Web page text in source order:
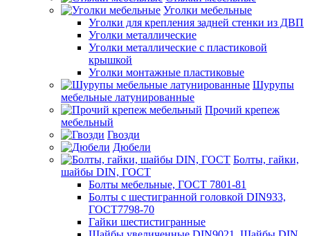
Уголки мебельные
Уголки для крепления задней стенки из ДВП
Уголки металлические
Уголки металлические с пластиковой
крышкой
Уголки монтажные пластиковые
Шурупы
мебельные латунированные
Прочий крепеж
мебельный
Гвозди
Дюбели
Болты, гайки,
шайбы DIN, ГОСТ
Болты мебельные, ГОСТ 7801-81
Болты с шестигранной головкой DIN933,
ГОСТ7798-70
Гайки шестистигранные